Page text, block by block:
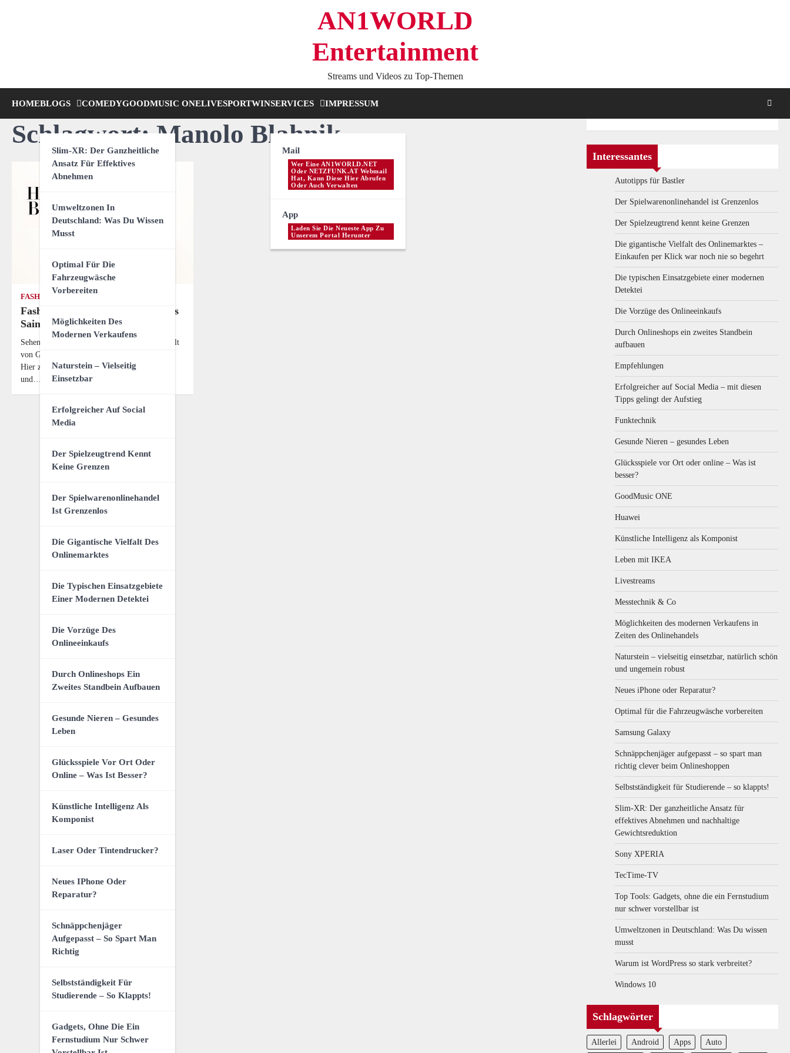
AN1WORLD
Entertainment
Streams und Videos zu Top-Themen
HOMEBLOGS
Slim-XR: Der Ganzheitliche
Ansatz Für Effektives
Abnehmen
Umweltzonen In
Deutschland: Was Du Wissen
Musst
Optimal Für Die
Fahrzeugwäsche
Vorbereiten
Möglichkeiten Des
Modernen Verkaufens
Naturstein – Vielseitig
Einsetzbar
Erfolgreicher Auf Social
Media
Der Spielzeugtrend Kennt
Keine Grenzen
Der Spielwarenonlinehandel
Ist Grenzenlos
Die Gigantische Vielfalt Des
Onlinemarktes
Die Typischen Einsatzgebiete
Einer Modernen Detektei
Die Vorzüge Des
Onlineeinkaufs
Durch Onlineshops Ein
Zweites Standbein Aufbauen
Gesunde Nieren – Gesundes
Leben
Glücksspiele Vor Ort Oder
Online – Was Ist Besser?
Künstliche Intelligenz Als
Komponist
Laser Oder Tintendrucker?
Neues IPhone Oder
Reparatur?
Schnäppchenjäger
Aufgepasst – So Spart Man
Richtig
Selbstständigkeit Für
Studierende – So Klappts!
Gadgets, Ohne Die Ein
Fernstudium Nur Schwer
COMEDYGOODMUSIC ONELIVESPORTWINSERVICES
Mail
Wer Eine AN1WORLD.NET
Oder NETZFUNK.AT Webmail
Hat, Kann Diese Hier Abrufen
Oder Auch Verwalten
App
Laden Sie Die Neueste App Zu
Unserem Portal Herunter
IMPRESSUM
Schlagwort: Manolo Blahnik
FASHION
Fashion Time von Armani bis Yves
Saint Laurent
Sehen Sie hier die Highlights aus der Modewelt
von Giorgio Armani bis Vivienne Westwood.
Hier zeigen Star-Designer ihre Kollektionen
und…
Interessantes
Autotipps für Bastler
Der Spielwarenonlinehandel ist Grenzenlos
Der Spielzeugtrend kennt keine Grenzen
Die gigantische Vielfalt des Onlinemarktes –
Einkaufen per Klick war noch nie so begehrt
Die typischen Einsatzgebiete einer modernen
Detektei
Die Vorzüge des Onlineeinkaufs
Durch Onlineshops ein zweites Standbein
aufbauen
Empfehlungen
Erfolgreicher auf Social Media – mit diesen
Tipps gelingt der Aufstieg
Funktechnik
Gesunde Nieren – gesundes Leben
Glücksspiele vor Ort oder online – Was ist
besser?
GoodMusic ONE
Huawei
Künstliche Intelligenz als Komponist
Leben mit IKEA
Livestreams
Messtechnik & Co
Möglichkeiten des modernen Verkaufens in
Zeiten des Onlinehandels
Naturstein – vielseitig einsetzbar, natürlich schön
und ungemein robust
Neues iPhone oder Reparatur?
Optimal für die Fahrzeugwäsche vorbereiten
Samsung Galaxy
Schnäppchenjäger aufgepasst – so spart man
richtig clever beim Onlineshoppen
Selbstständigkeit für Studierende – so klappts!
Slim-XR: Der ganzheitliche Ansatz für
effektives Abnehmen und nachhaltige
Gewichtsreduktion
Sony XPERIA
TecTime-TV
Top Tools: Gadgets, ohne die ein Fernstudium
nur schwer vorstellbar ist
Umweltzonen in Deutschland: Was Du wissen
musst
Warum ist WordPress so stark verbreitet?
Windows 10
Schlagwörter
Allerlei Android Apps Auto